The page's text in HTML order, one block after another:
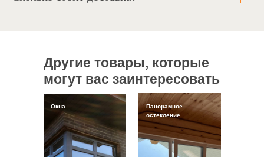
Другие товары, которые
могут вас заинтересовать
Окна
Панорамное
остекление